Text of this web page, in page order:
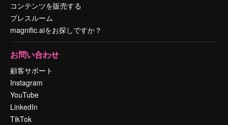
コンテンツを販売する
プレスルーム
magnific.aiをお探しですか？
お問い合わせ
顧客サポート
Instagram
YouTube
LinkedIn
TikTok